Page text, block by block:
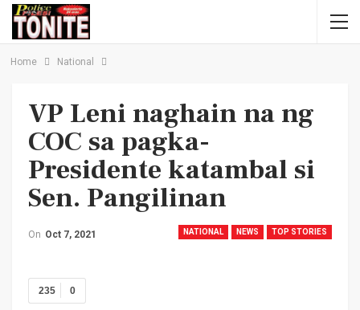
Home National
VP Leni naghain na ng
COC sa pagka-
Presidente katambal si
Sen. Pangilinan
NATIONAL NEWS TOP STORIES
On Oct 7, 2021
0
235